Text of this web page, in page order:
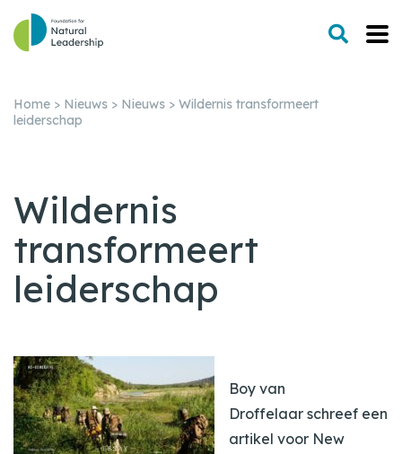
Home > Nieuws > Nieuws > Wildernis transformeert
leiderschap
Wildernis
transformeert
leiderschap
Boy van
Droffelaar schreef een
artikel voor New